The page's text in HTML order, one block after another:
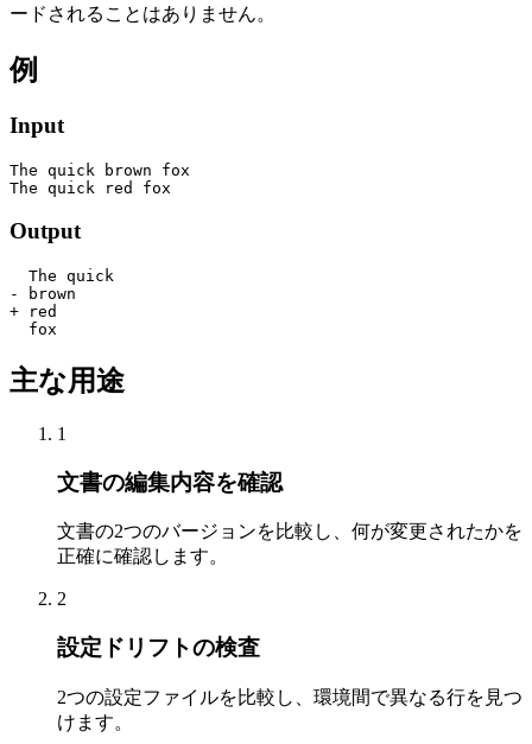
ードされることはありません。
例
Input
The quick brown fox
The quick red fox
Output
  The quick
- brown
+ red
  fox
主な用途
1
文書の編集内容を確認
文書の2つのバージョンを比較し、何が変更されたかを
正確に確認します。
2
設定ドリフトの検査
2つの設定ファイルを比較し、環境間で異なる行を見つ
けます。